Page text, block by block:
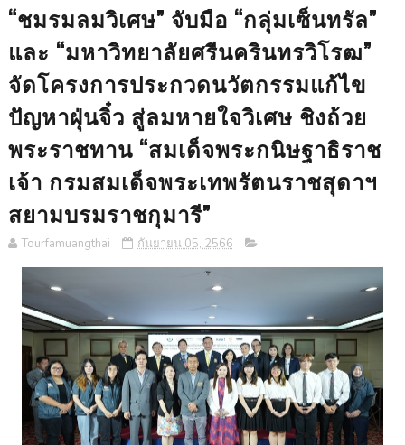
“ชมรมลมวิเศษ” จับมือ “กลุ่มเซ็นทรัล”
และ “มหาวิทยาลัยศรีนครินทรวิโรฒ”
จัดโครงการประกวดนวัตกรรมแก้ไข
ปัญหาฝุ่นจิ๋ว สู่ลมหายใจวิเศษ ชิงถ้วย
พระราชทาน “สมเด็จพระกนิษฐาธิราช
เจ้า กรมสมเด็จพระเทพรัตนราชสุดาฯ
สยามบรมราชกุมารี”
Tourfamuangthai กันยายน 05, 2566